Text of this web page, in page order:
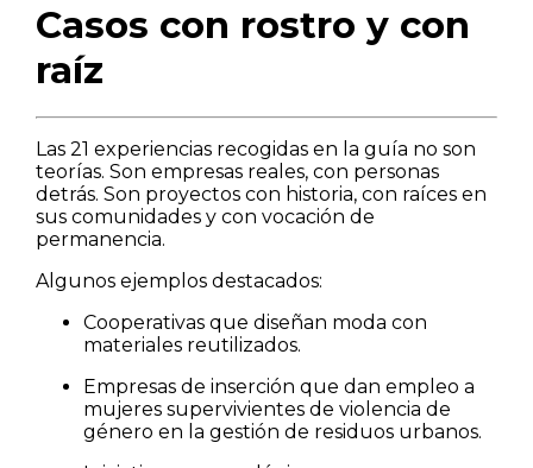
Casos con rostro y con
raíz
Las 21 experiencias recogidas en la guía no son
teorías. Son empresas reales, con personas
detrás. Son proyectos con historia, con raíces en
sus comunidades y con vocación de
permanencia.
Algunos ejemplos destacados:
Cooperativas que diseñan moda con
materiales reutilizados.
Empresas de inserción que dan empleo a
mujeres supervivientes de violencia de
género en la gestión de residuos urbanos.